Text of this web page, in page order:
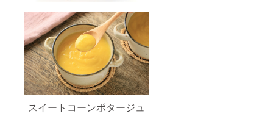
スイートコーンポタージュ